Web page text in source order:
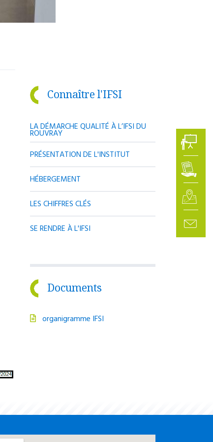
Connaître l'IFSI
LA DÉMARCHE QUALITÉ À L’IFSI DU
ROUVRAY
PRÉSENTATION DE L'INSTITUT
HÉBERGEMENT
LES CHIFFRES CLÉS
SE RENDRE À L'IFSI
Documents
organigramme IFSI